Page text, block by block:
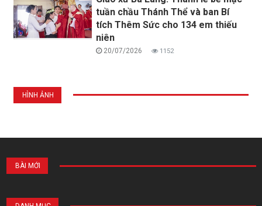
tuần chầu Thánh Thể và ban Bí
tích Thêm Sức cho 134 em thiếu
niên
20/07/2026 1152
HÌNH ẢNH
BÀI MỚI